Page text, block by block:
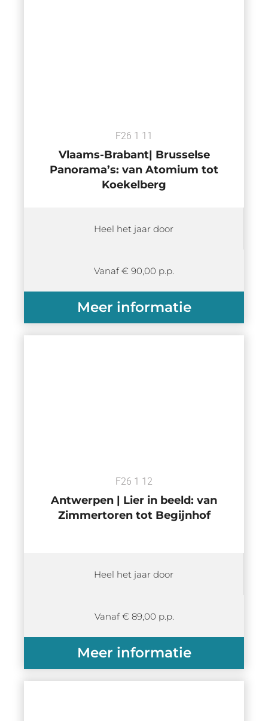
F26 1 11
Vlaams-Brabant| Brusselse
Panorama’s: van Atomium tot
Koekelberg
Heel het jaar door
Vanaf € 90,00 p.p.
Meer informatie
F26 1 12
Antwerpen | Lier in beeld: van
Zimmertoren tot Begijnhof
Heel het jaar door
Vanaf € 89,00 p.p.
Meer informatie